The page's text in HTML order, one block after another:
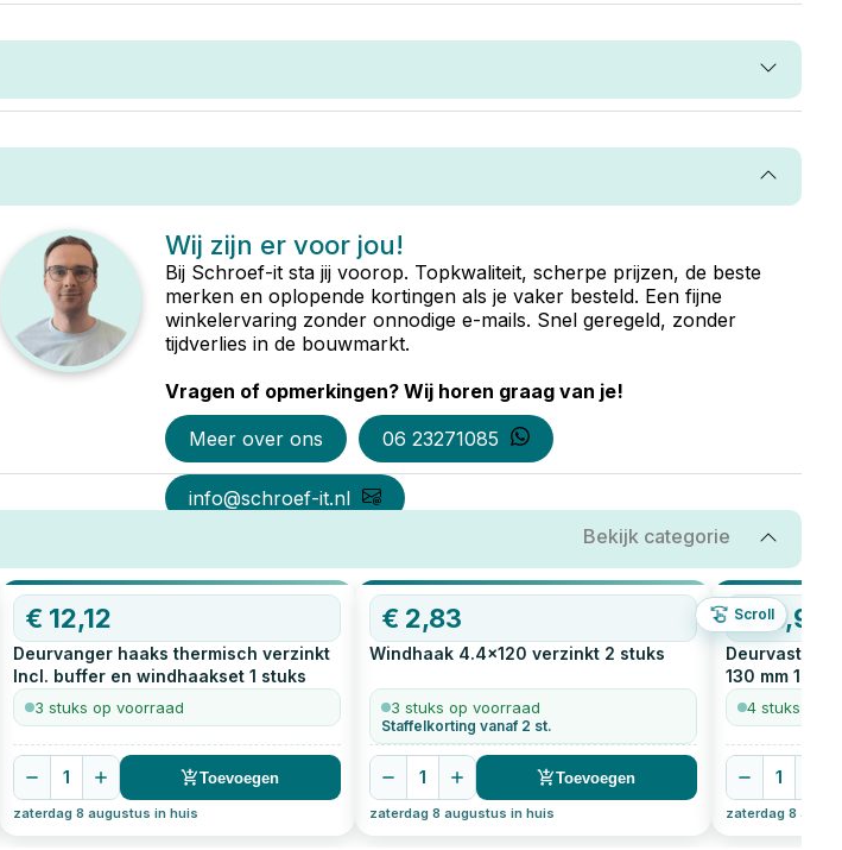
Wij zijn er voor jou!
Bij Schroef-it sta jij voorop. Topkwaliteit, scherpe prijzen, de beste
merken en oplopende kortingen als je vaker besteld. Een fijne
winkelervaring zonder onnodige e-mails. Snel geregeld, zonder
tijdverlies in de bouwmarkt.
Vragen of opmerkingen? Wij horen graag van je!
Meer over ons
06 23271085
info@schroef-it.nl
Bekijk categorie
Scroll
€ 12,12
Deurvanger haaks thermisch verzinkt
Incl. buffer en windhaakset 1 stuks
3 stuks op voorraad
1 Toevoegen
zaterdag 8 augustus in huis
€ 2,83
Windhaak 4.4x120 verzinkt 2 stuks
3 stuks op voorraad
Staffelkorting vanaf 2 st.
1 Toevoegen
zaterdag 8 augustus in huis
€11,98
130 mm 1
4 stuks op
1
zaterdag 8